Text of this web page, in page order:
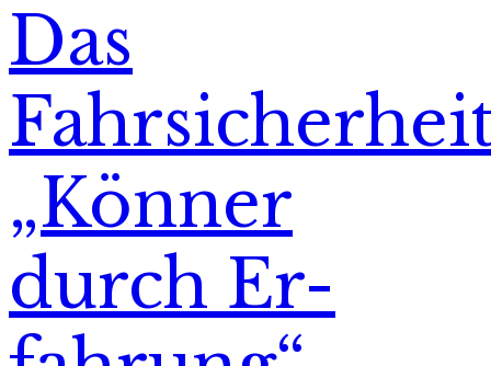
Das
„Könner
durch Er-